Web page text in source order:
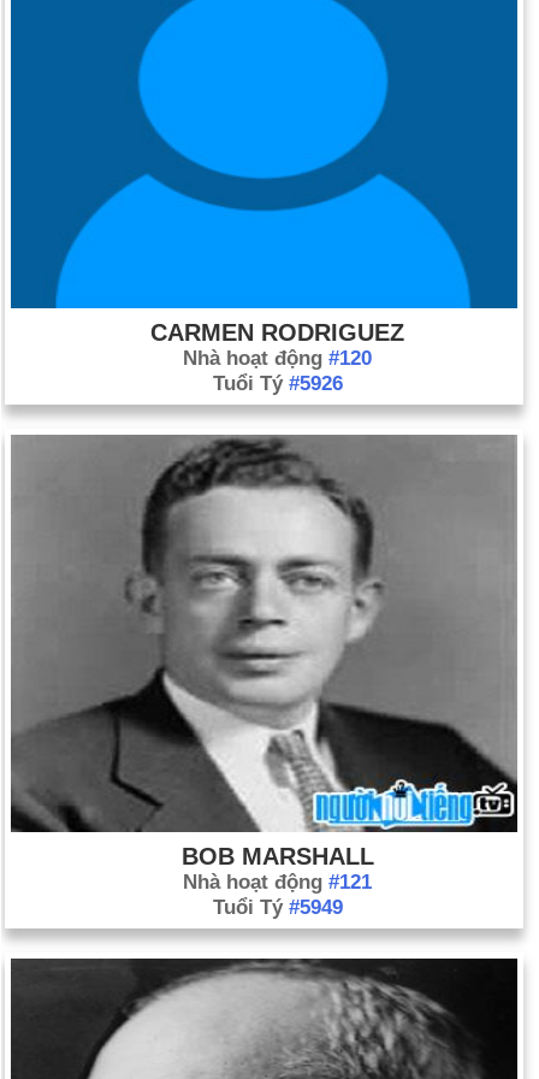
CARMEN RODRIGUEZ
Nhà hoạt động #120
Tuổi Tý #5926
BOB MARSHALL
Nhà hoạt động #121
Tuổi Tý #5949